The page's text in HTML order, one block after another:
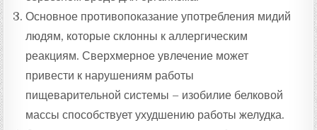
Основное противопоказание употребления мидий
людям, которые склонны к аллергическим
реакциям. Сверхмерное увлечение может
привести к нарушениям работы
пищеварительной системы – изобилие белковой
массы способствует ухудшению работы желудка.